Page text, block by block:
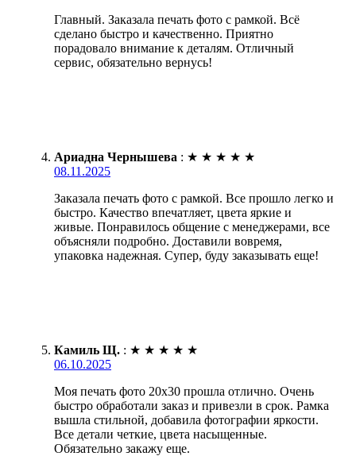
Главный. Заказала печать фото с рамкой. Всё
сделано быстро и качественно. Приятно
порадовало внимание к деталям. Отличный
сервис, обязательно вернусь!
Ариадна Чернышева : ★ ★ ★ ★ ★
08.11.2025
Заказала печать фото с рамкой. Все прошло легко и
быстро. Качество впечатляет, цвета яркие и
живые. Понравилось общение с менеджерами, все
объясняли подробно. Доставили вовремя,
упаковка надежная. Супер, буду заказывать еще!
Камиль Щ. : ★ ★ ★ ★ ★
06.10.2025
Моя печать фото 20х30 прошла отлично. Очень
быстро обработали заказ и привезли в срок. Рамка
вышла стильной, добавила фотографии яркости.
Все детали четкие, цвета насыщенные.
Обязательно закажу еще.